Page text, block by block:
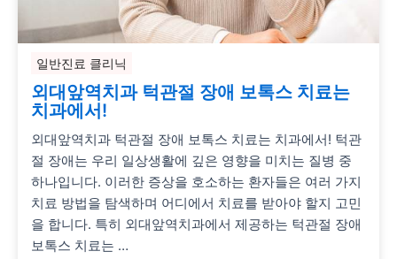
일반진료 클리닉
외대앞역치과 턱관절 장애 보톡스 치료는
치과에서!
외대앞역치과 턱관절 장애 보톡스 치료는 치과에서! 턱관
절 장애는 우리 일상생활에 깊은 영향을 미치는 질병 중
하나입니다. 이러한 증상을 호소하는 환자들은 여러 가지
치료 방법을 탐색하며 어디에서 치료를 받아야 할지 고민
을 합니다. 특히 외대앞역치과에서 제공하는 턱관절 장애
보톡스 치료는 …